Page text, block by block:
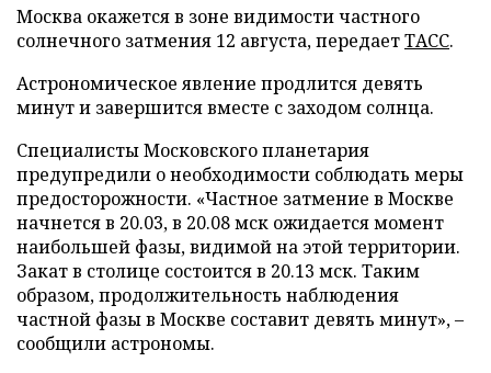
Москва окажется в зоне видимости частного
солнечного затмения 12 августа, передаетТАСС.
Астрономическое явление продлится девять
минут и завершится вместе с заходом солнца.
Специалисты Московского планетария
предупредили о необходимости соблюдать меры
предосторожности. «Частное затмение в Москве
начнется в 20.03, в 20.08 мск ожидается момент
наибольшей фазы, видимой на этой территории.
Закат в столице состоится в 20.13 мск. Таким
образом, продолжительность наблюдения
частной фазы в Москве составит девять минут», –
сообщили астрономы.